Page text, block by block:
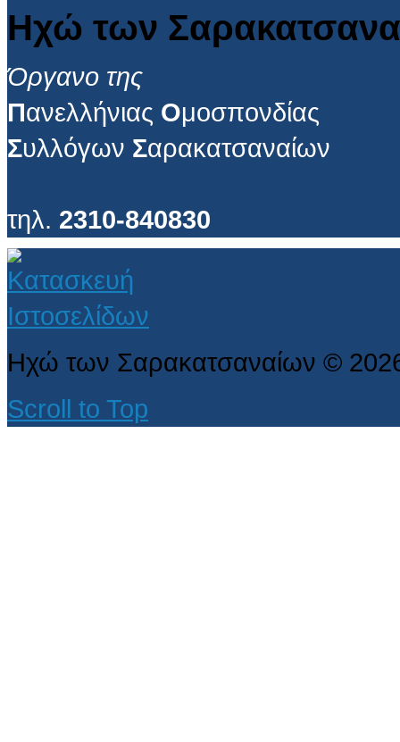
Ηχώ των
Όργανο της
Πανελλήνιας Ομοσπονδίας
Συλλόγων Σαρακατσαναίων
τηλ. 2310-840830
Ηχώ των Σαρακατσαναίων ©
Scroll to Top